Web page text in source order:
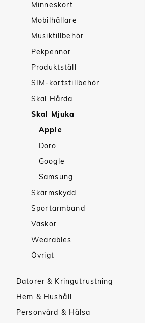
Minneskort
Mobilhållare
Musiktillbehör
Pekpennor
Produktställ
SIM-kortstillbehör
Skal Hårda
Skal Mjuka
Apple
Doro
Google
Samsung
Skärmskydd
Sportarmband
Väskor
Wearables
Övrigt
Datorer & Kringutrustning
Hem & Hushåll
Personvård & Hälsa